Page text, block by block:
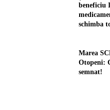
beneficiu
schimba
Marea
Otopeni:
semnat!